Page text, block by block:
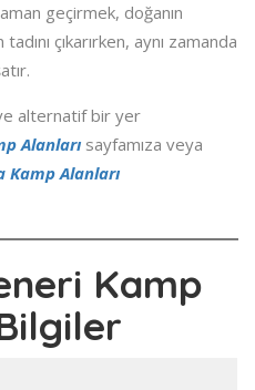
geçirmek, doğanın
çıkarırken, aynı zamanda
alternatif bir yer
Alanları sayfamıza veya
Kamp Alanları
Kamp